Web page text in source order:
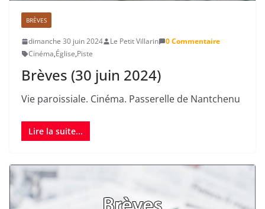
BRÈVES
dimanche 30 juin 2024 Le Petit Villarin
0 Commentaire
Cinéma,Église,Piste
Brèves (30 juin 2024)
Vie paroissiale. Cinéma. Passerelle de Nantchenu
Lire la suite...